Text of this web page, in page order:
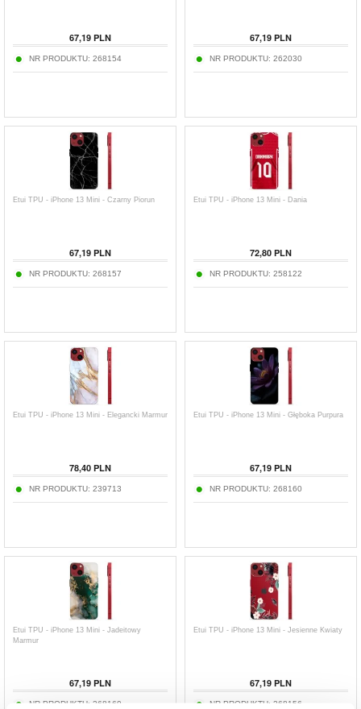
67,19 PLN
NR PRODUKTU: 268154
67,19 PLN
NR PRODUKTU: 262030
Etui TPU - iPhone 13 Mini - Czarny Piorun
67,19 PLN
NR PRODUKTU: 268157
Etui TPU - iPhone 13 Mini - Dania
72,80 PLN
NR PRODUKTU: 258122
Etui TPU - iPhone 13 Mini - Elegancki Marmur
78,40 PLN
NR PRODUKTU: 239713
Etui TPU - iPhone 13 Mini - Głęboka Purpura
67,19 PLN
NR PRODUKTU: 268160
Etui TPU - iPhone 13 Mini - Jadeitowy
Marmur
67,19 PLN
NR PRODUKTU: 268169
Etui TPU - iPhone 13 Mini - Jesienne Kwiaty
67,19 PLN
NR PRODUKTU: 268156